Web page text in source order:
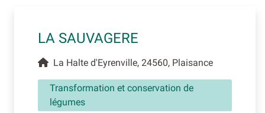
LA SAUVAGERE
La Halte d'Eyrenville, 24560, Plaisance
Transformation et conservation de
légumes